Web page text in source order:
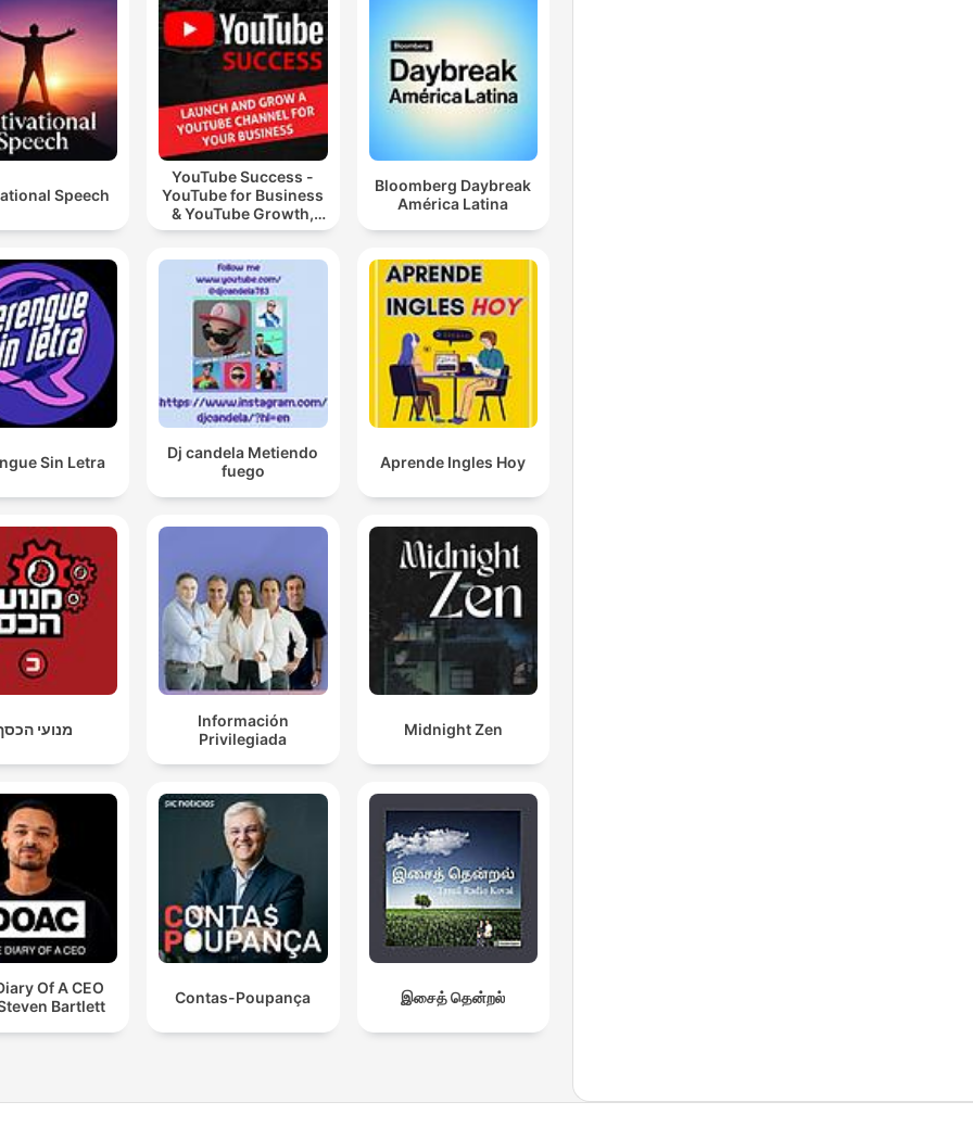
Speech
YouTube Success -
YouTube for Business
& YouTube Growth,
Video Marketing
Bloomberg Daybreak
América Latina
Sin Letra
Dj candela Metiendo
fuego
Aprende Ingles Hoy
מנועי
Información
Privilegiada
Midnight Zen
Of A CEO
Bartlett
Contas-Poupança இசைத் தென்றல்